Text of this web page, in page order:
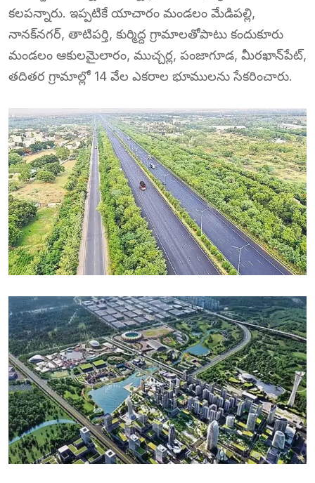
కలపన్నారు. ఇప్పటికే యాచారం మండలం మేడిపల్లి,
నానక్‌నగర్‌, తాటిపర్తి, కుర్మిద్ద గ్రామాలతోపాటు కందుకూరు
మండలం ఆకులమైలారం, ముచ్చర్ల, పంజాగూడ, మీరఖాన్‌పేట్‌,
తదితర గ్రామాల్లో 14 వేల ఎకరాల భూములను సేకరించారు.